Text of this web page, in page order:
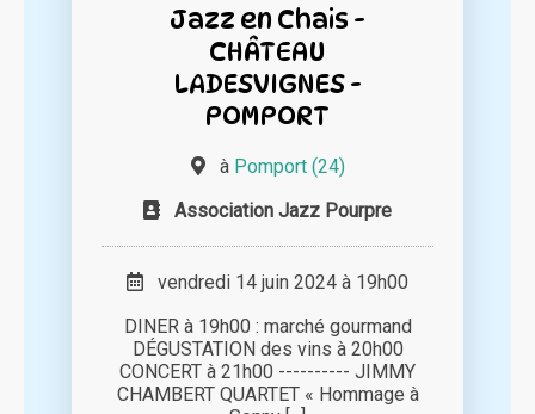
Jazz en Chais -
CHÂTEAU
LADESVIGNES -
POMPORT
à Pomport (24)
Association Jazz Pourpre
vendredi 14 juin 2024 à 19h00
DINER à 19h00 : marché gourmand
DÉGUSTATION des vins à 20h00
CONCERT à 21h00 ---------- JIMMY
CHAMBERT QUARTET « Hommage à